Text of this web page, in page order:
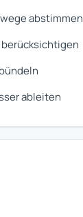
abstimmen
ableiten